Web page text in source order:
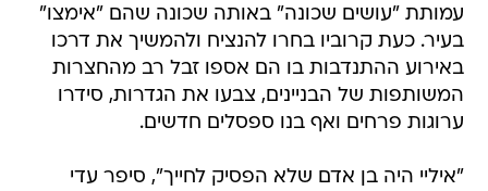
עמותת "עושים שכונה" באותה שכונה שהם "אימצו"
בעיר. כעת קרוביו בחרו להנציח ולהמשיך את דרכו
באירוע ההתנדבות בו הם אספו זבל רב מהחצרות
המשותפות של הבניינים, צבעו את הגדרות, סידרו
ערוגות פרחים ואף בנו ספסלים חדשים.
"איליי היה בן אדם שלא הפסיק לחייך", סיפר עדי